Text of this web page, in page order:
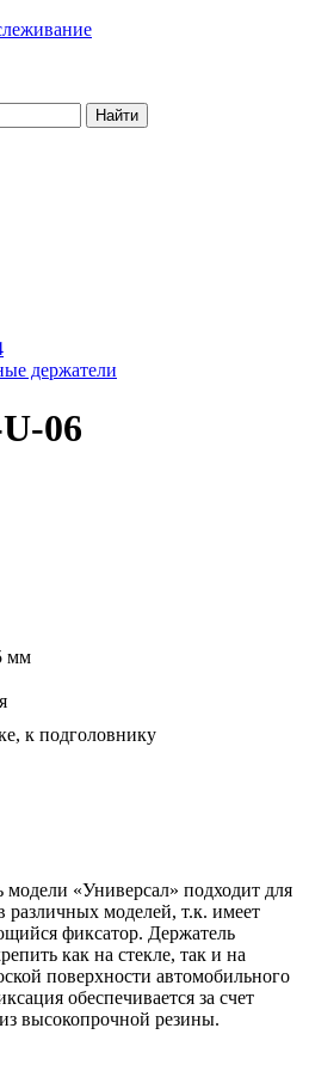
Найти
держатели
06
мм
к подголовнику
модели «Универсал» подходит для
различных моделей, т.к. имеет
фиксатор. Держатель
как на стекле, так и на
поверхности автомобильного
обеспечивается за счет
высокопрочной резины.